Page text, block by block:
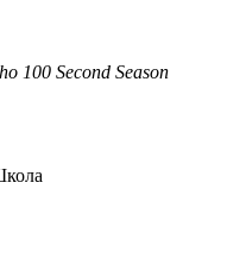
100 Second Season